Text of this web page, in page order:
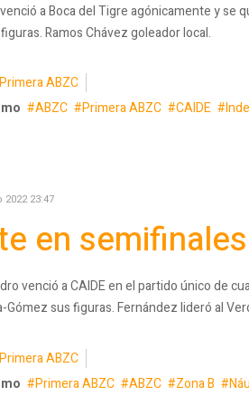
a Boca del Tigre agónicamente y se
Ramos Chávez goleador local.
Primera ABZC
ABZC Primera ABZC CAIDE
23:47
en
venció a CAIDE en el partido único de
Gómez sus figuras. Fernández lideró al
Primera ABZC
Primera ABZC ABZC Zona B